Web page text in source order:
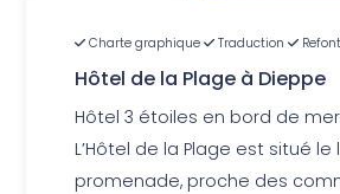
Charte graphique Traduction
Hôtel de la Plage à Dieppe
Hôtel 3 étoiles en bord de
L’Hôtel de la Plage est situé
promenade, proche des